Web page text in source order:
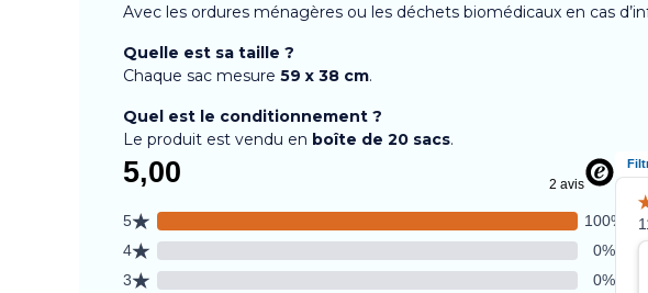
Avec les ordures ménagères ou les déchets biomédicaux en cas
Quelle est sa taille ?
Chaque sac mesure 59 x 38 cm.
Quel est le conditionnement ?
Le produit est vendu en boîte de 20 sacs.